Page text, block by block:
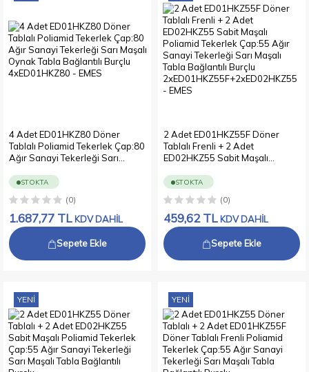
4 Adet ED01HKZ80 Döner
Tablalı Poliamid Tekerlek Çap:80
Ağır Sanayi Tekerleği Sarı
Burçlu 4xED01HKZ80
STOKTA
(0)
1.687,77 TL KDV DAHİL
Sepete Ekle
2 Adet ED01HKZ55F Döner
Tablalı Frenli + 2 Adet
ED02HKZ55 Sabit Maşalı
Sanayi Tekerleği Sarı Maşalı
Tabla Bağlantılı Burçlu
2xED01HKZ55F+2xED02HKZ55
STOKTA
(0)
459,62TL KDV DAHİL
Sepete Ekle
YENI YENI